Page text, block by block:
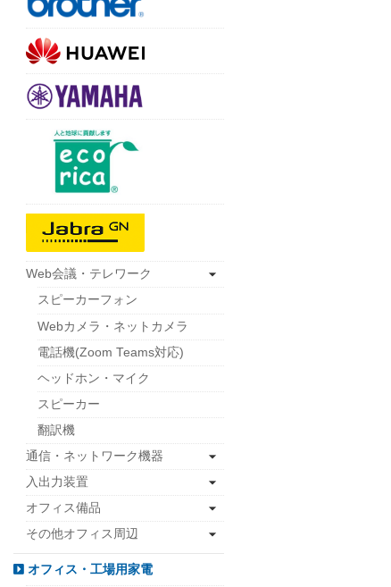
Web会議・テレワーク
スピーカーフォン
Webカメラ・ネットカメラ
電話機(Zoom Teams対応)
ヘッドホン・マイク
スピーカー
翻訳機
通信・ネットワーク機器
入出力装置
オフィス備品
その他オフィス周辺
オフィス・工場用家電